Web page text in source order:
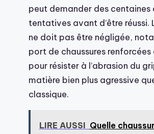
peut demander des centaines
tentatives avant d’être réussi.
ne doit pas être négligée,
port de chaussures renforcées
pour résister à l’abrasion du
matière bien plus agressive
classique.
LIRE AUSSI Quelle